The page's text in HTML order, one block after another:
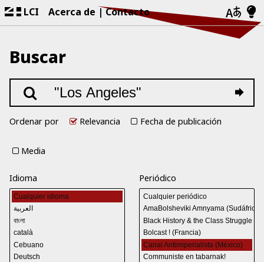
LCI Acerca de Contacto
Buscar
Ordenar por Relevancia Fecha de publicación
Media
Idioma Periódico